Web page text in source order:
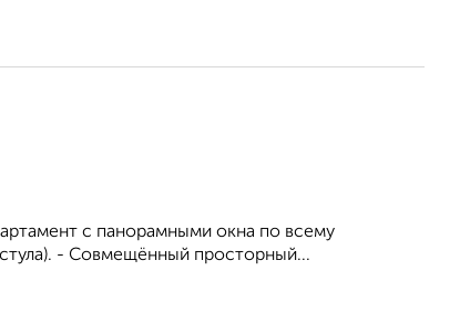
с пaнорaмными окна по всему
- Совмещённый просторный...